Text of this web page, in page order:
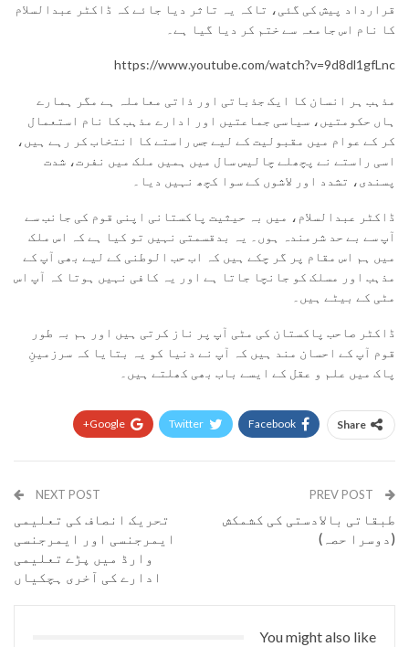
قرارداد پیش کی گئی، تاکہ یہ تاثر دیا جائے کہ ڈاکٹر عبدالسلام
کا نام اس جامعہ سے ختم کر دیا گیا ہے۔
https://www.youtube.com/watch?v=9d8dl1gfLnc
مذہب ہر انسان کا ایک جذباتی اور ذاتی معاملہ ہے مگر ہمارے
ہاں حکومتیں، سیاسی جماعتیں اور ادارے مذہب کا نام استعمال
کر کے عوام میں مقبولیت کے لیے جس راستے کا انتخاب کر رہے ہیں،
اسی راستے نے پچھلے چالیس سال میں ہمیں ملک میں نفرت، شدت
پسندی، تشدد اور لاشوں کے سوا کچھ نہیں دیا۔
ڈاکٹر عبدالسلام، میں بہ حیثیت پاکستانی اپنی قوم کی جانب سے
آپ سے بے حد شرمندہ ہوں۔ یہ بدقسمتی نہیں تو کیا ہے کہ اس ملک
میں ہم اس مقام پر گر چکے ہیں کہ اب حب الوطنی کے لیے بھی آپ کے
مذہب اور مسلک کو جانچا جاتا ہے اور یہ کافی نہیں ہوتا کہ آپ اس
مٹی کے بیٹے ہیں۔
ڈاکٹر صاحب پاکستان کی مٹی آپ پر ناز کرتی ہیں اور ہم بہ طور
قوم آپ کے احسان مند ہیں کہ آپ نے دنیا کو یہ بتایا کہ سرزمینِ
پاک میں علم و عقل کے ایسے باب بھی کھلتے ہیں۔
Share
Facebook
Twitter
Google+
طبقاتی بالادستی کی کشمکش
(دوسرا حصہ)
NEXT POST
تحریک انصاف کی تعلیمی
ایمرجنسی اور ایمرجنسی
وارڈ میں پڑے تعلیمی
ادارے کی آخری ہچکیاں
You might also like